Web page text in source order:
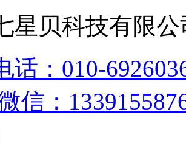
星贝科技有限
话：010-
信：